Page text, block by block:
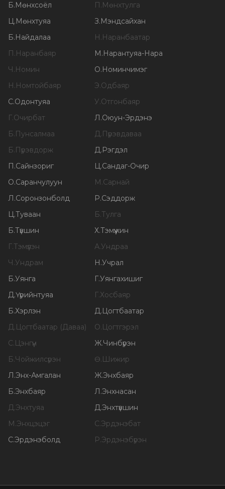
Б.Мөнхсоёл П.Мөнхтулга
Ц.Мөнхтуяа З.Мэндсайхан
Б.Найдалаа Н.Наранбаатар
П.Наранбаяр М.Нарантуяа-Нара
Ч.Номин О.Номинчимэг
Н.Номтойбаяр Э.Одбаяр
С.Одонтуяа У.Отгонбаяр
Г.Очирбат Л.Оюун-Эрдэнэ
Б.Пунсалмаа Д.Пүрэвдаваа
Б.Пүрэвдорж Д.Рэгдэл
П.Сайнзориг Ц.Сандаг-Очир
О.Саранчулуун М.Сарнай
Л.Соронзонболд Р.Сэддорж
Ц.Туваан Б.Тулга
Б.Түвшин Х.Тэмүүжин
Г.Тэмүүлэн А.Ундраа
Ч.Ундрам Н.Учрал
Б.Уянга Г.Уянгахишиг
Д.Үүрийнтуяа Г.Хосбаяр
Б.Хэрлэн Д.Цогтбаатар
Д.Цогтбаатар (Даваа) О.Цогтгэрэл
С.Цэнгүүн Ж.Чинбүрэн
Б.Чойжилсүрэн Ө.Шижир
Л.Энх-Амгалан Ж.Энхбаяр
Б.Энхбаяр Л.Энхнасан
Д.Энхтуяа Д.Энхтүвшин
М.Энхцэцэг С.Эрдэнэбат
С.Эрдэнэболд Р.Эрдэнэбүрэн